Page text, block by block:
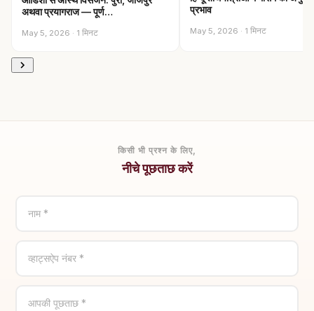
अथवा प्रयागराज — पूर्ण…
May 5, 2026 · 1 मिनट
प्रभाव
May 5, 2026 · 1 मिनट
किसी भी प्रश्न के लिए,
नीचे पूछताछ करें
नाम *
व्हाट्सऐप नंबर *
आपकी पूछताछ *